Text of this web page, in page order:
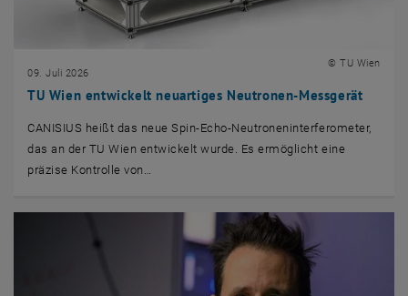
TU Wien entwickelt neuartiges Neutronen-Messgerät
09. Juli 2026
© TU Wien
CANISIUS heißt das neue Spin-Echo-Neutroneninterferometer,
das an der TU Wien entwickelt wurde. Es ermöglicht eine
präzise Kontrolle von…